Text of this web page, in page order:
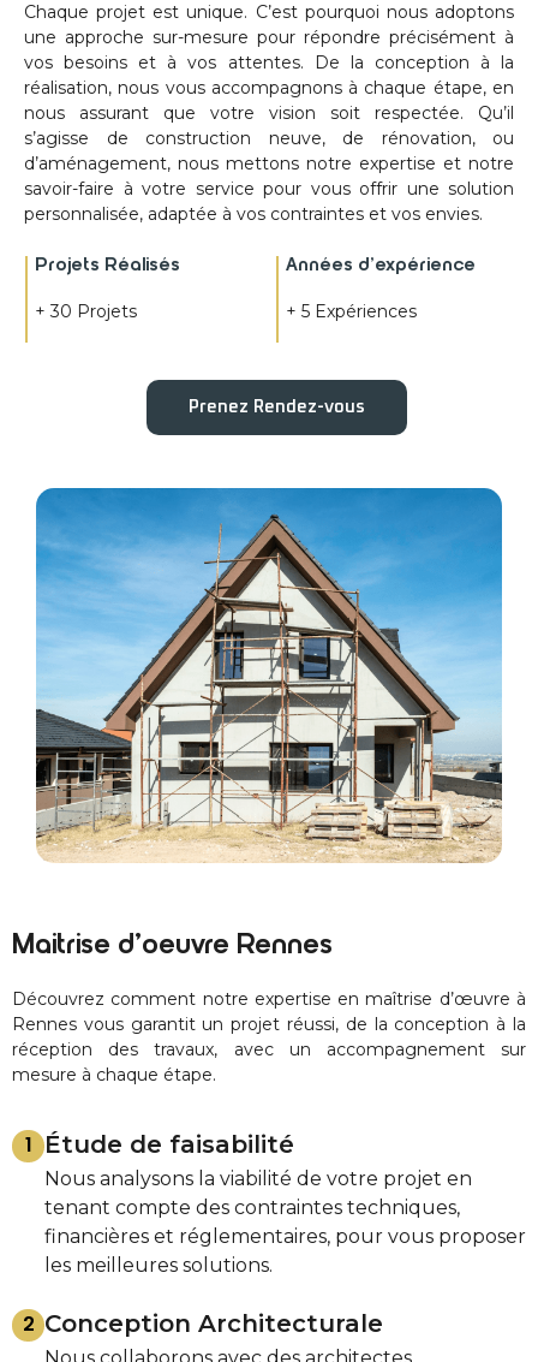
Chaque projet est unique. C’est pourquoi nous adoptons
une approche sur-mesure pour répondre précisément à
vos besoins et à vos attentes. De la conception à la
réalisation, nous vous accompagnons à chaque étape, en
nous assurant que votre vision soit respectée. Qu’il
s’agisse de construction neuve, de rénovation, ou
d’aménagement, nous mettons notre expertise et notre
savoir-faire à votre service pour vous offrir une solution
personnalisée, adaptée à vos contraintes et vos envies.
Projets Réalisés
+ 30 Projets
Années d’expérience
+ 5 Expériences
Prenez Rendez-vous
Maitrise d’oeuvre Rennes
Découvrez comment notre expertise en maîtrise d’œuvre à
Rennes vous garantit un projet réussi, de la conception à la
réception des travaux, avec un accompagnement sur
mesure à chaque étape.
1 Étude de faisabilité
Nous analysons la viabilité de votre projet en
tenant compte des contraintes techniques,
financières et réglementaires, pour vous proposer
les meilleures solutions.
2 Conception Architecturale